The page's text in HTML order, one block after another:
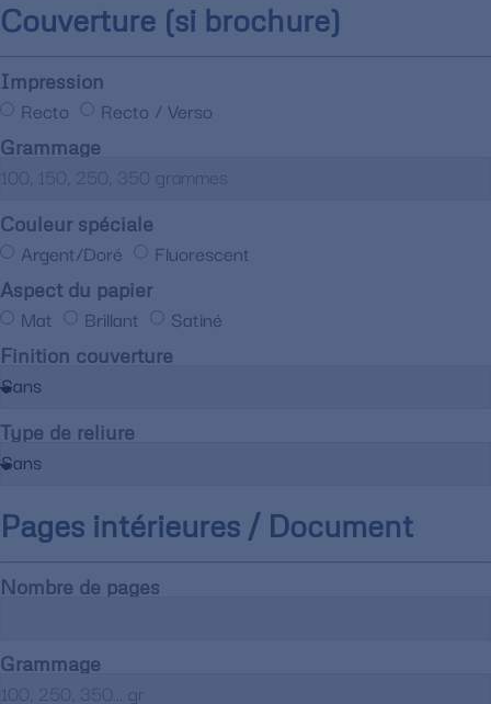
Couverture (si brochure)
Impression
Recto Recto / Verso
Grammage
Couleur spéciale
Argent/Doré Fluorescent
Aspect du papier
Mat Brillant Satiné
Finition couverture
Type de reliure
Pages intérieures / Document
Nombre de pages
Grammage